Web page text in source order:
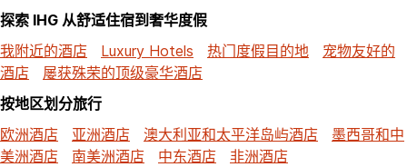
探索 IHG 从舒适住宿到奢华度假
我附近的酒店
Luxury Hotels 热门度假目的地
宠物友好的
酒店
屡获殊荣的顶级豪华酒店
按地区划分旅行
欧洲酒店
亚洲酒店 澳大利亚和太平洋岛屿酒店
墨西哥和中
美洲酒店
南美洲酒店 中东酒店 非洲酒店